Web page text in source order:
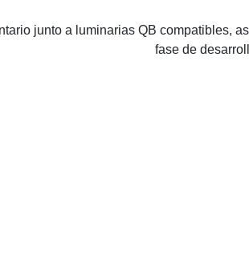
junto a luminarias QB compatibles,
fase de